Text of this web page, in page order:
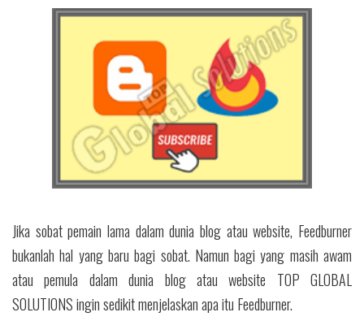
Jika sobat pemain lama dalam dunia blog atau website, Feedburner
bukanlah hal yang baru bagi sobat. Namun bagi yang masih awam
atau pemula dalam dunia blog atau website TOP GLOBAL
SOLUTIONS ingin sedikit menjelaskan apa itu Feedburner.